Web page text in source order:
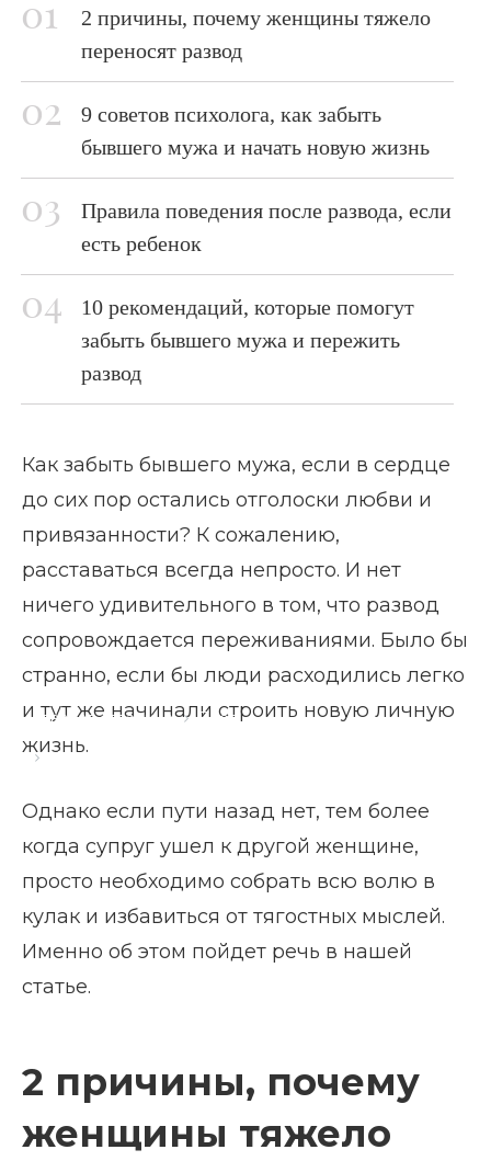
Главная страница
Блог
Как забыть бывшего мужа
2 причины, почему женщины тяжело
переносят развод
9 советов психолога, как забыть
бывшего мужа и начать новую жизнь
Правила поведения после развода, если
есть ребенок
10 рекомендаций, которые помогут
забыть бывшего мужа и пережить
развод
Как забыть бывшего мужа, если в сердце
до сих пор остались отголоски любви и
привязанности? К сожалению,
расставаться всегда непросто. И нет
ничего удивительного в том, что развод
сопровождается переживаниями. Было бы
странно, если бы люди расходились легко
и тут же начинали строить новую личную
жизнь.
Однако если пути назад нет, тем более
когда супруг ушел к другой женщине,
просто необходимо собрать всю волю в
кулак и избавиться от тягостных мыслей.
Именно об этом пойдет речь в нашей
статье.
2 причины, почему
женщины тяжело